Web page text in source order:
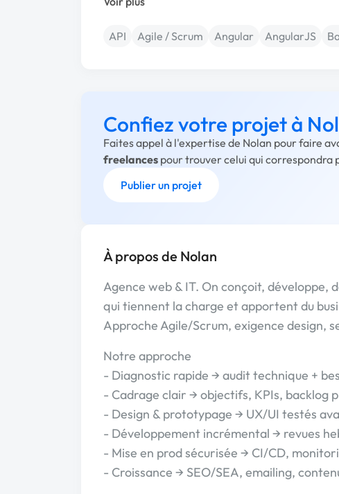
API Agile / Scrum Angular AngularJS
Confiez votre projet à
Faites appel à l'expertise de Nolan pour faire
freelances pour trouver celui qui correspondra
Publier un projet
À propos de Nolan
Agence web & IT. On conçoit,
qui tiennent la charge et apportent du
Approche Agile/Scrum, exigence design,
Notre approche
- Diagnostic rapide → audit technique +
- Cadrage clair → objectifs, KPIs, backlog
- Design & prototypage → UX/UI testés
- Développement incrémental → revues
- Mise en prod sécurisée → CI/CD,
- Croissance → SEO/SEA, emailing,